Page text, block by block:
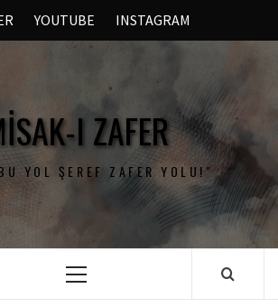
YOUTUBE INSTAGRAM
I ZAFER
YOL ŞEREF ZAFER YOLU!"